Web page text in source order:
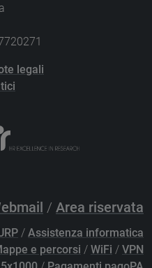
legali
/ Area riservata
/ Assistenza informatica
e percorsi / WiFi / VPN